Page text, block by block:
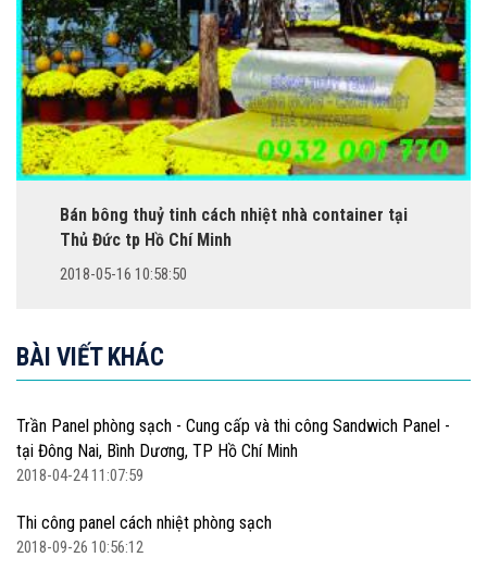
Bán bông thuỷ tinh cách nhiệt nhà container tại
Thủ Đức tp Hồ Chí Minh
2018-05-16 10:58:50
BÀI VIẾT KHÁC
Trần Panel phòng sạch - Cung cấp và thi công Sandwich Panel -
tại Đông Nai, Bình Dương, TP Hồ Chí Minh
2018-04-24 11:07:59
Thi công panel cách nhiệt phòng sạch
2018-09-26 10:56:12